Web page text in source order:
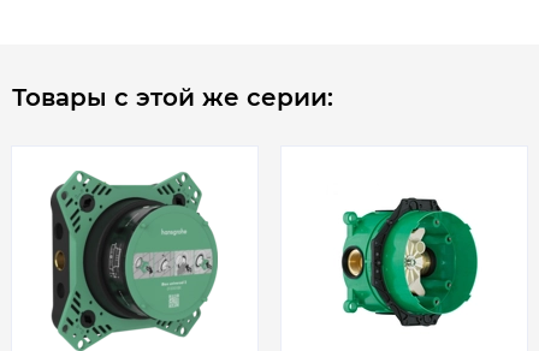
Товары с этой же серии: